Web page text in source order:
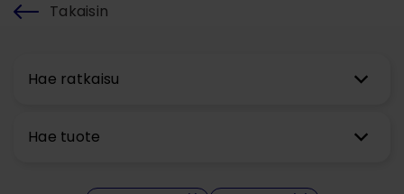
Hae ratkaisu
Hae tuote
Takaisin